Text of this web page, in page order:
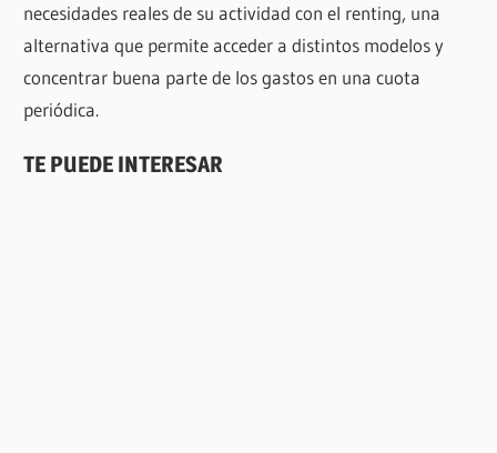
necesidades reales de su actividad con el renting, una
alternativa que permite acceder a distintos modelos y
concentrar buena parte de los gastos en una cuota
periódica.
TE PUEDE INTERESAR